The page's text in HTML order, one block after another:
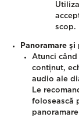
scop.
Panoramare
Atunci
conținut,
audio ale
Le
folosească